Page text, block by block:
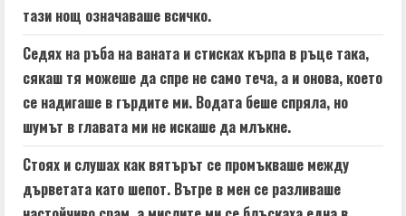
тази нощ означаваше всичко.
Седях на ръба на ваната и стисках кърпа в ръце така,
сякаш тя можеше да спре не само теча, а и онова, което
се надигаше в гърдите ми. Водата беше спряла, но
шумът в главата ми не искаше да млъкне.
Стоях и слушах как вятърът се промъкваше между
дърветата като шепот. Вътре в мен се разливаше